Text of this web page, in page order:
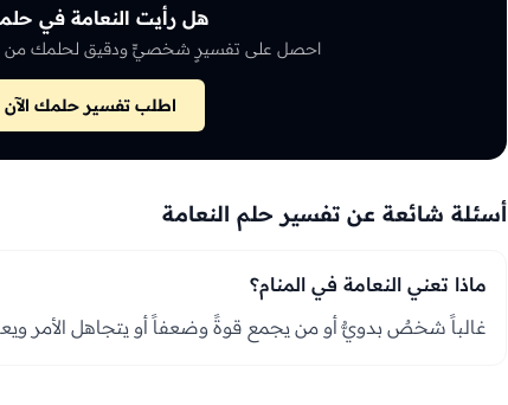
هل رأيت النعامة في
احصل على تفسيرٍ شخصيٍّ ودقيق لحلمك من
اطلب تفسير حلمك الآن
أسئلة شائعة عن تفسير حلم النعامة
ماذا تعني النعامة في المنام؟
غالباً شخصٌ بدويٌّ أو من يجمع قوةً وضعفاً أو يتجاهل الأمر